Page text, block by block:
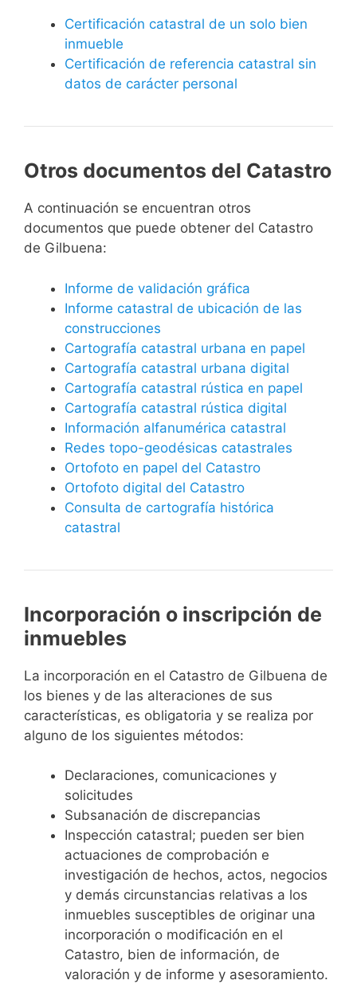
Certificación catastral de un solo bien
inmueble
Certificación de referencia catastral sin
datos de carácter personal
Otros documentos del Catastro
A continuación se encuentran otros
documentos que puede obtener del Catastro
de Gilbuena:
Informe de validación gráfica
Informe catastral de ubicación de las
construcciones
Cartografía catastral urbana en papel
Cartografía catastral urbana digital
Cartografía catastral rústica en papel
Cartografía catastral rústica digital
Información alfanumérica catastral
Redes topo-geodésicas catastrales
Ortofoto en papel del Catastro
Ortofoto digital del Catastro
Consulta de cartografía histórica
catastral
Incorporación o inscripción de
inmuebles
La incorporación en el Catastro de Gilbuena de
los bienes y de las alteraciones de sus
características, es obligatoria y se realiza por
alguno de los siguientes métodos:
Declaraciones, comunicaciones y
solicitudes
Subsanación de discrepancias
Inspección catastral; pueden ser bien
actuaciones de comprobación e
investigación de hechos, actos, negocios
y demás circunstancias relativas a los
inmuebles susceptibles de originar una
incorporación o modificación en el
Catastro, bien de información, de
valoración y de informe y asesoramiento.